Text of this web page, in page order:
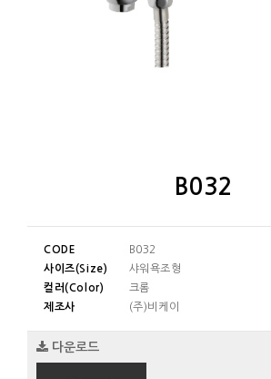
B032
CODE
B032
사이즈(Size)
샤워욕조형
컬러(Color)
크롬
제조사
(주)비케이
다운로드